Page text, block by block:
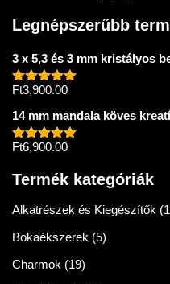
Legnépszerűbb
3 x 5,3 és 3 mm kristályos
Értékelés:
Ft3,900.00
14 mm mandala köves
Értékelés:
Ft6,900.00
Termék kategóriák
Alkatrészek és Kiegészítők
Bokaékszerek (5)
Charmok (19)